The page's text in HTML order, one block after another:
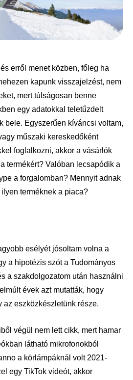
erről menet közben, főleg ha
kapunk visszajelzést, nem
mert túlságosan benne
egy adatokkal teletűzdelt
bele. Egyszerűen kíváncsi voltam,
műszaki kereskedőként
foglalkozni, akkor a vásárlók
termékért? Valóban lecsapódik a
a forgalomban? Mennyit adnak
terméknek a piaca?
esélyét jósoltam volna a
a hipotézis szót a Tudományos
a szakdolgozatom után használni
évek azt mutatták, hogy
az eszközkészletünk része.
végül nem lett cikk, mert hamar
látható mikrofonokból
a körlámpáknál volt 2021-
egy TikTok videót, akkor